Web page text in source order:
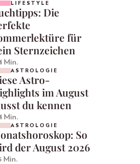
LIFESTYLE
Die
für
Sternzeichen
Min.
ASTROLOGIE
Astro-
im August
du kennen
Min.
ASTROLOGIE
So
der August 2026
Min.